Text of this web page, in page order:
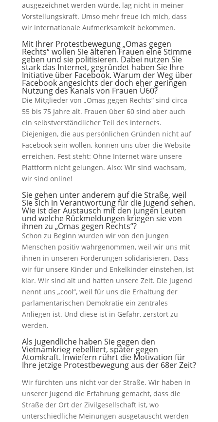
ausgezeichnet werden würde, lag nicht in meiner
Vorstellungskraft. Umso mehr freue ich mich, dass
wir internationale Aufmerksamkeit bekommen.
Mit Ihrer Protestbewegung „Omas gegen
Rechts“ wollen Sie älteren Frauen eine Stimme
geben und sie politisieren. Dabei nutzen Sie
stark das Internet, gegründet haben Sie Ihre
Initiative über Facebook. Warum der Weg über
Facebook angesichts der doch eher geringen
Nutzung des Kanals von Frauen Ü60?
Die Mitglieder von „Omas gegen Rechts“ sind circa
55 bis 75 Jahre alt. Frauen über 60 sind aber auch
ein selbstverständlicher Teil des Internets.
Diejenigen, die aus persönlichen Gründen nicht auf
Facebook sein wollen, können uns über die Website
erreichen. Fest steht: Ohne Internet wäre unsere
Plattform nicht gelungen. Also: Wir sind wachsam,
wir sind online!
Sie gehen unter anderem auf die Straße, weil
Sie sich in Verantwortung für die Jugend sehen.
Wie ist der Austausch mit den jungen Leuten
und welche Rückmeldungen kriegen sie von
ihnen zu „Omas gegen Rechts“?
Schon zu Beginn wurden wir von den jungen
Menschen positiv wahrgenommen, weil wir uns mit
ihnen in unseren Forderungen solidarisieren. Dass
wir für unsere Kinder und Enkelkinder einstehen, ist
klar. Wir sind alt und hatten unsere Zeit. Die Jugend
nennt uns „cool“, weil für uns die Erhaltung der
parlamentarischen Demokratie ein zentrales
Anliegen ist. Und diese ist in Gefahr, zerstört zu
werden.
Als Jugendliche haben Sie gegen den
Vietnamkrieg rebelliert, später gegen
Atomkraft. Inwiefern rührt die Motivation für
Ihre jetzige Protestbewegung aus der 68er Zeit?
Wir fürchten uns nicht vor der Straße. Wir haben in
unserer Jugend die Erfahrung gemacht, dass die
Straße der Ort der Zivilgesellschaft ist, wo
unterschiedliche Meinungen ausgetauscht werden